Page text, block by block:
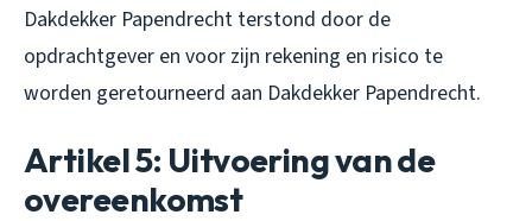
Dakdekker Papendrecht terstond door de
opdrachtgever en voor zijn rekening en risico te
worden geretourneerd aan Dakdekker Papendrecht.
Artikel 5: Uitvoering van de
overeenkomst